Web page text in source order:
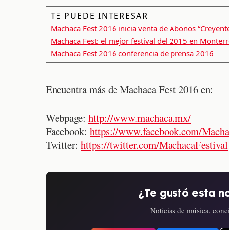
TE PUEDE INTERESAR
Machaca Fest 2016 inicia venta de Abonos
Machaca Fest: el mejor festival del 2015 en
Machaca Fest 2016 conferencia de prensa 2016
Encuentra más de Machaca Fest 2016 en:
Webpage: http://www.machaca.mx/
Facebook: https://www.facebook.com/
Twitter: https://twitter.com/MachacaFestival
¿Te gustó esta
Noticias de música,